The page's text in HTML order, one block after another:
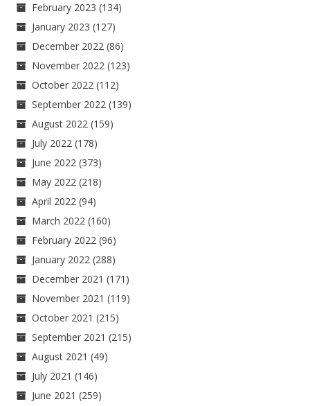
February 2023 (134)
January 2023 (127)
December 2022 (86)
November 2022 (123)
October 2022 (112)
September 2022 (139)
August 2022 (159)
July 2022 (178)
June 2022 (373)
May 2022 (218)
April 2022 (94)
March 2022 (160)
February 2022 (96)
January 2022 (288)
December 2021 (171)
November 2021 (119)
October 2021 (215)
September 2021 (215)
August 2021 (49)
July 2021 (146)
June 2021 (259)